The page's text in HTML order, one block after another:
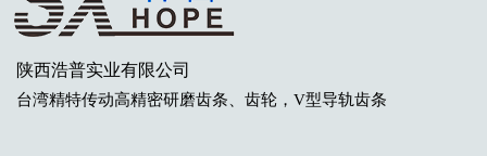
陕西浩普实业有限公司
台湾精特传动高精密研磨齿条 、齿轮 ，V型导轨齿条